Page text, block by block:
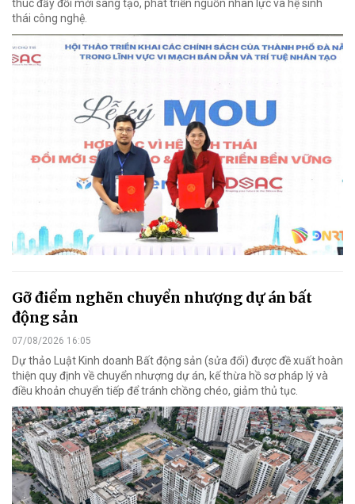
thúc đẩy đổi mới sáng tạo, phát triển nguồn nhân lực và hệ sinh
thái công nghệ.
Gỡ điểm nghẽn chuyển nhượng dự án bất
động sản
07/08/2026 16:05
Dự thảo Luật Kinh doanh Bất động sản (sửa đổi) được đề xuất hoàn
thiện quy định về chuyển nhượng dự án, kế thừa hồ sơ pháp lý và
điều khoản chuyển tiếp để tránh chồng chéo, giảm thủ tục.